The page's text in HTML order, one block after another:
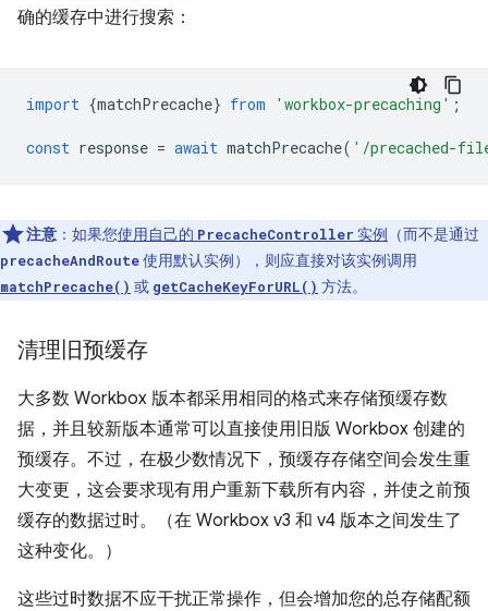
确的缓存中进行搜索：
import {matchPrecache} from 'workbox-precaching' ;
const response = await matchPrecache( '/precached-
注意 ：如果您使用自己的 PrecacheController 实例 （而不是通过
precacheAndRoute使用默认实例），则应直接对该实例调用
matchPrecache() 或 getCacheKeyForURL() 方法。
清理旧预缓存
大多数 Workbox 版本都采用相同的格式来存储预缓存数
据，并且较新版本通常可以直接使用旧版 Workbox 创建的
预缓存。不过，在极少数情况下，预缓存存储空间会发生重
大变更，这会要求现有用户重新下载所有内容，并使之前预
缓存的数据过时。（在 Workbox v3 和 v4 版本之间发生了
这种变化。）
这些过时数据不应干扰正常操作，但会增加您的总存储配额